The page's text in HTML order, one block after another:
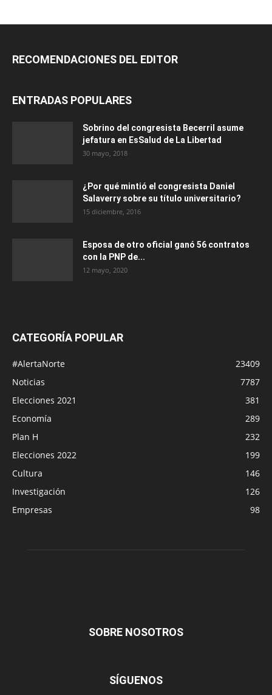
RECOMENDACIONES DEL EDITOR
ENTRADAS POPULARES
Sobrino del congresista Becerril asume
jefatura en EsSalud de La Libertad
30 mayo, 2018
¿Por qué mintió el congresista Daniel
Salaverry sobre su título universitario?
15 diciembre, 2016
Esposa de otro oficial ganó 56 contratos
con la PNP de...
12 mayo, 2020
CATEGORÍA POPULAR
#AlertaNorte
23409
Noticias
7787
Elecciones 2021
381
Economía
289
Plan H
232
Elecciones 2022
199
Cultura
146
Investigación
126
Empresas
98
SOBRE NOSOTROS
SÍGUENOS